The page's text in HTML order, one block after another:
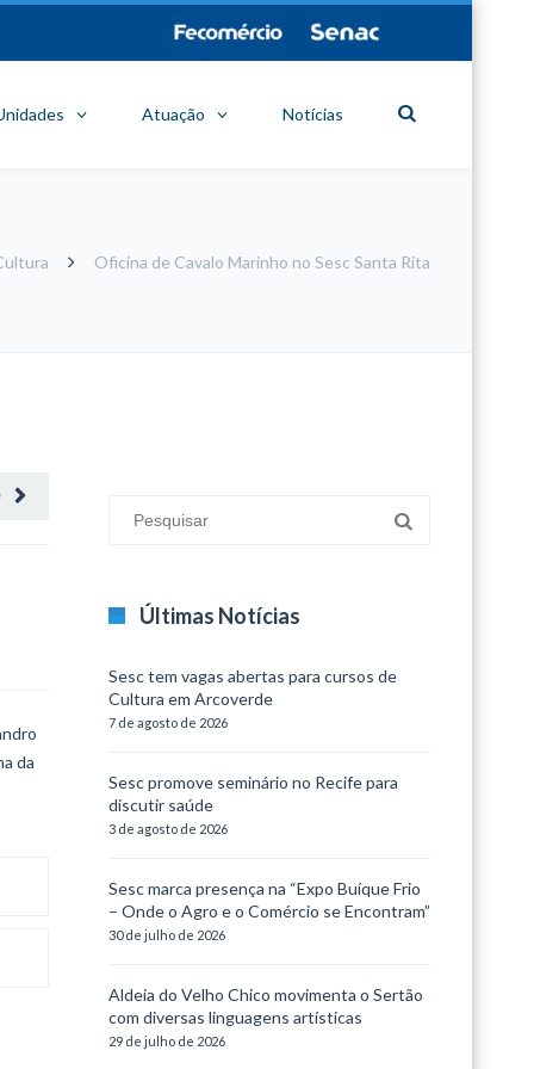
Atuação Notícias
Oficina de Cavalo Marinho no Sesc Santa Rita
da
Últimas Notícias
Sesc tem vagas abertas para cursos de
Cultura em Arcoverde
7 de agosto de 2026
Sesc promove seminário no Recife para
discutir saúde
3 de agosto de 2026
Sesc marca presença na “Expo Buíque Frio
– Onde o Agro e o Comércio se Encontram”
30 de julho de 2026
Aldeia do Velho Chico movimenta o Sertão
com diversas linguagens artísticas
29 de julho de 2026